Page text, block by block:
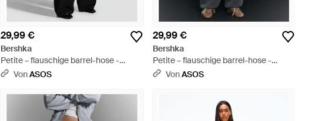
29,99 €
Bershka
Petite – flauschige barrel-hose -
Schwarz
VonASOS
29,99 €
Bershka
Petite – flauschige barrel-hose -
Schwarz
VonASOS